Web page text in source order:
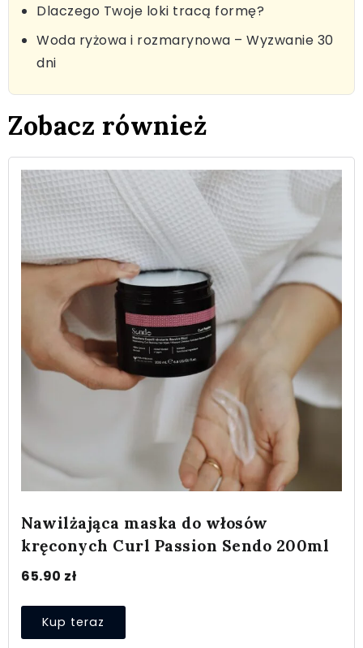
Dlaczego Twoje loki tracą formę?
Woda ryżowa i rozmarynowa – Wyzwanie 30
dni
Zobacz również
Nawilżająca maska do włosów
kręconych Curl Passion Sendo 200ml
65.90 zł
Kup teraz